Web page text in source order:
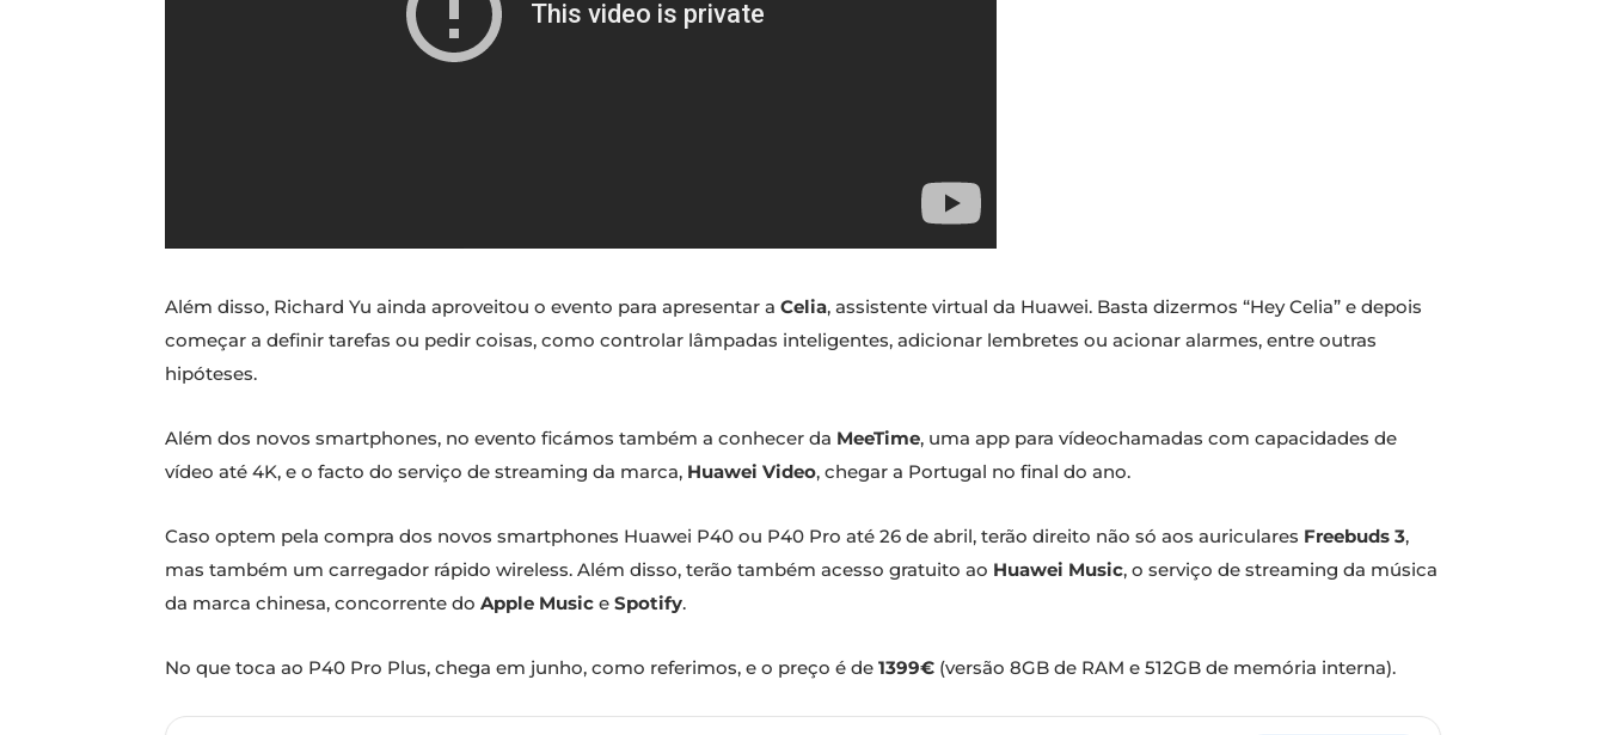
Além disso, Richard Yu ainda aproveitou o evento para apresentar a Celia, assistente virtual da Huawei. Basta dizermos “Hey Celia” e depois
começar a definir tarefas ou pedir coisas, como controlar lâmpadas inteligentes, adicionar lembretes ou acionar alarmes, entre outras
hipóteses.
Além dos novos smartphones, no evento ficámos também a conhecer da MeeTime, uma app para vídeochamadas com capacidades de
vídeo até 4K, e o facto do serviço de streaming da marca, Huawei Video, chegar a Portugal no final do ano.
Caso optem pela compra dos novos smartphones Huawei P40 ou P40 Pro até 26 de abril, terão direito não só aos auriculares Freebuds 3,
mas também um carregador rápido wireless. Além disso, terão também acesso gratuito ao Huawei Music, o serviço de streaming da música
da marca chinesa, concorrente do Apple Music e Spotify.
No que toca ao P40 Pro Plus, chega em junho, como referimos, e o preço é de 1399€ (versão 8GB de RAM e 512GB de memória interna).